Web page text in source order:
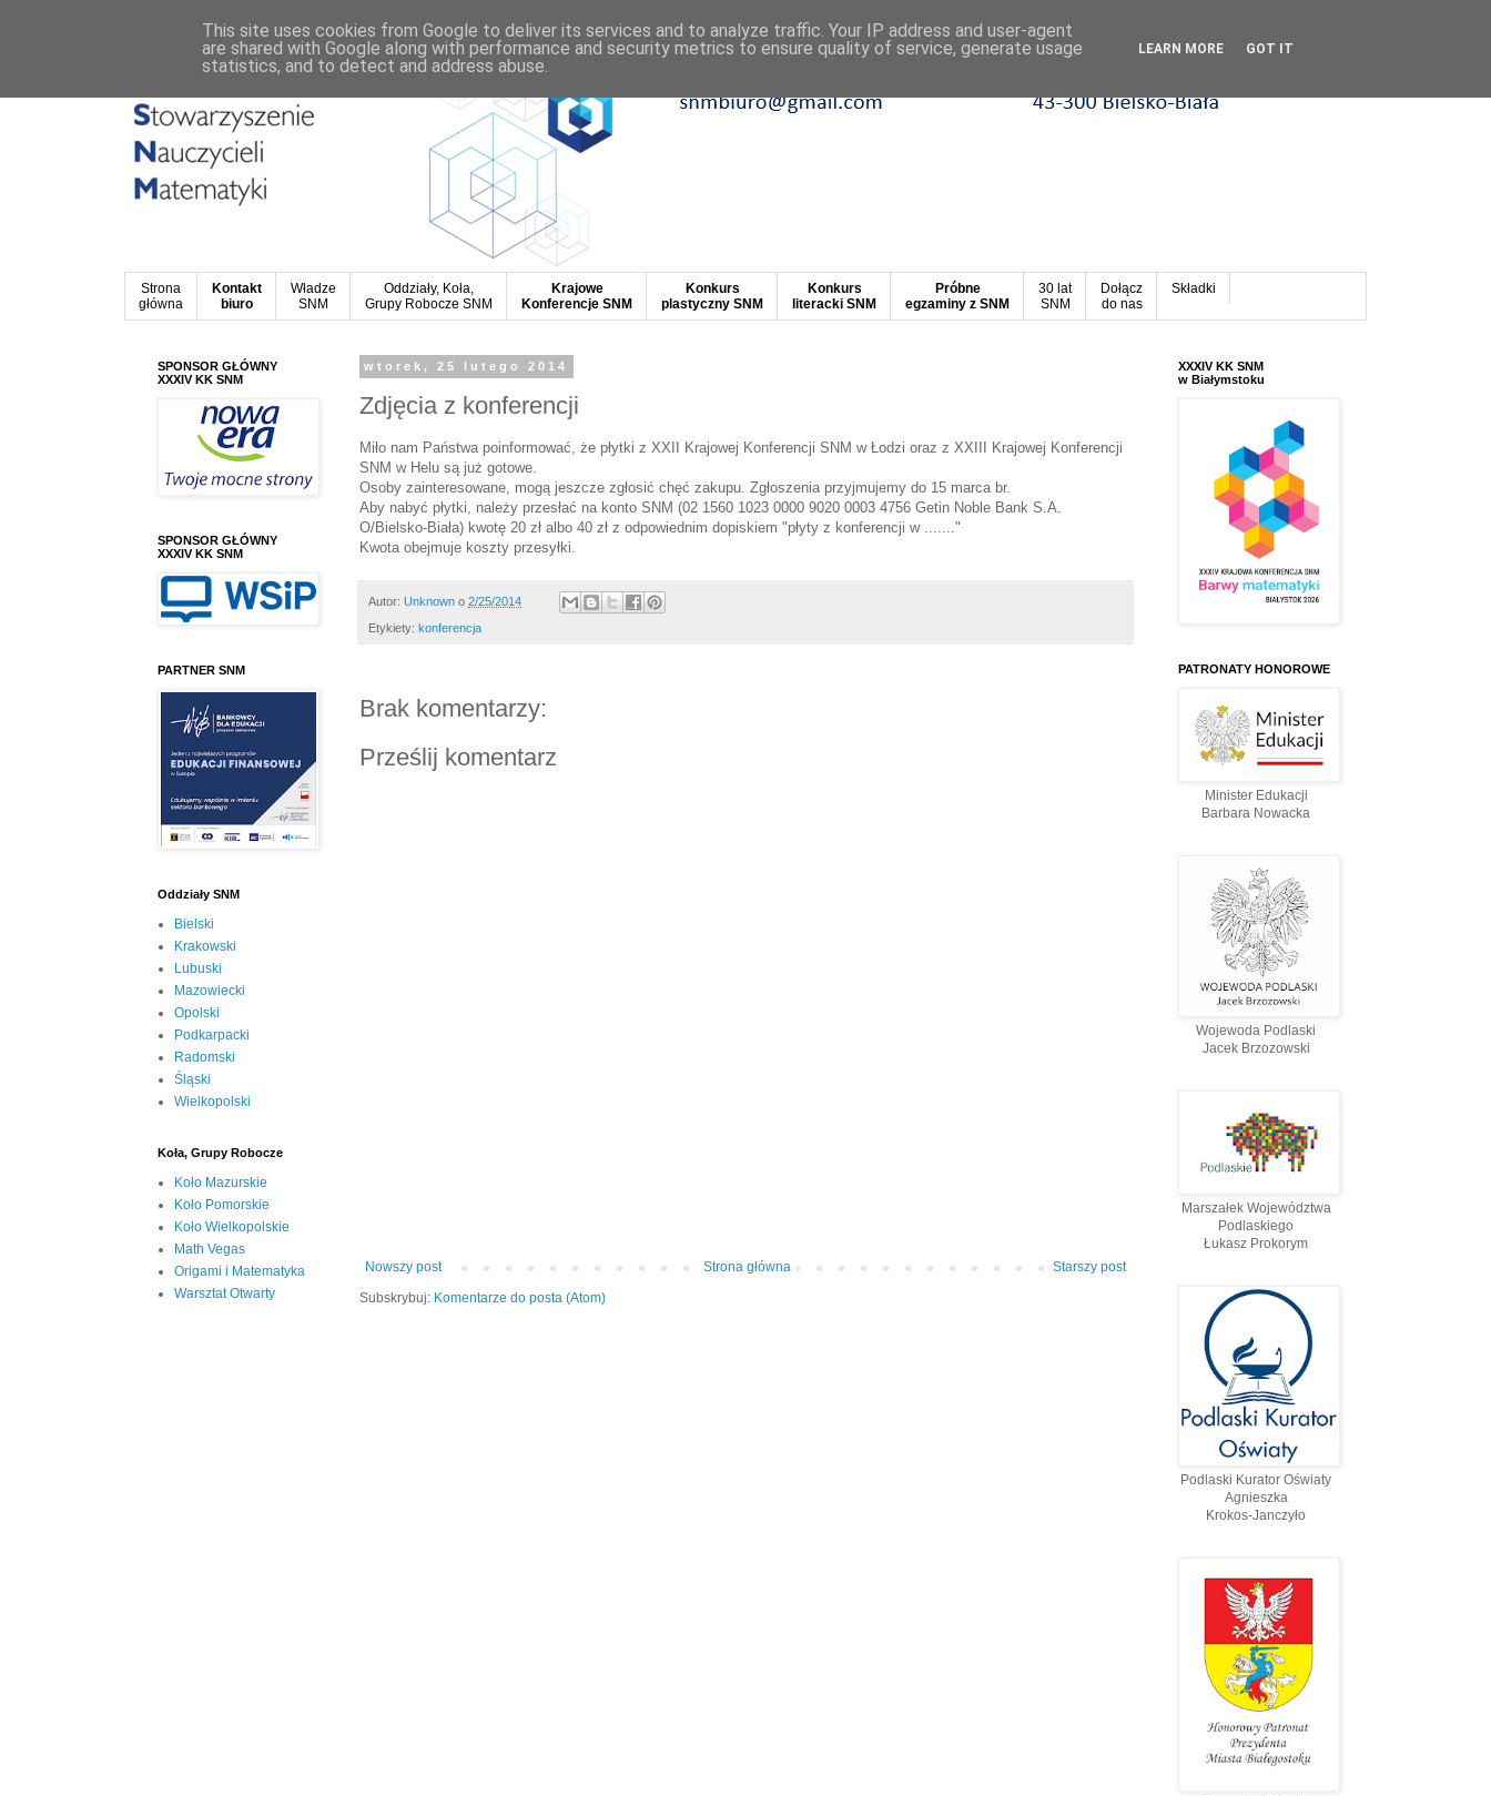
Strona
główna
Kontakt
biuro
Władze
SNM
Oddziały, Koła,
Grupy Robocze SNM
Krajowe
Konferencje SNM
Konkurs
plastyczny SNM
Konkurs
literacki SNM
Próbne
egzaminy z SNM
30 lat
SNM
Dołącz
do nas
Składki
wtorek, 25 lutego 2014
Zdjęcia z konferencji
Miło nam Państwa poinformować, że płytki z XXII Krajowej Konferencji SNM w Łodzi oraz z XXIII Krajowej Konferencji
SNM w Helu są już gotowe.
Osoby zainteresowane, mogą jeszcze zgłosić chęć zakupu. Zgłoszenia przyjmujemy do 15 marca br.
Aby nabyć płytki, należy przesłać na konto SNM (02 1560 1023 0000 9020 0003 4756 Getin Noble Bank S.A.
O/Bielsko-Biała) kwotę 20 zł albo 40 zł z odpowiednim dopiskiem "płyty z konferencji w ......."
Kwota obejmuje koszty przesyłki.
Autor: Unknown o 2/25/2014
Etykiety: konferencja
Brak komentarzy:
Prześlij komentarz
Nowszy post Starszy post
Strona główna
Subskrybuj: Komentarze do posta (Atom)
SPONSOR GŁÓWNY
XXXIV KK SNM
SPONSOR GŁÓWNY
XXXIV KK SNM
PARTNER SNM
Oddziały SNM
Bielski
Krakowski
Lubuski
Mazowiecki
Opolski
Podkarpacki
Radomski
Śląski
Wielkopolski
Koła, Grupy Robocze
Koło Mazurskie
Koło Pomorskie
Koło Wielkopolskie
Math Vegas
Origami i Matematyka
Warsztat Otwarty
XXXIV KK SNM
w Białymstoku
PATRONATY HONOROWE
Minister Edukacji
Barbara Nowacka
Wojewoda Podlaski
Jacek Brzozowski
Marszałek Województwa
Podlaskiego
Łukasz Prokorym
Podlaski Kurator Oświaty
Agnieszka
Krokos-Janczyło
This site uses cookies from Google to deliver its services and to analyze traffic. Your IP address and user-agent
are shared with Google along with performance and security metrics to ensure quality of service, generate usage
statistics, and to detect and address abuse.
LEARN MORE GOT IT